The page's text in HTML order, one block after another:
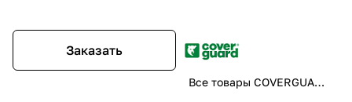
Заказать
Все товары COVERGUARD